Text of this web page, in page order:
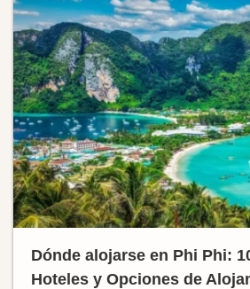
Dónde alojarse en Phi Phi:
Hoteles y Opciones de